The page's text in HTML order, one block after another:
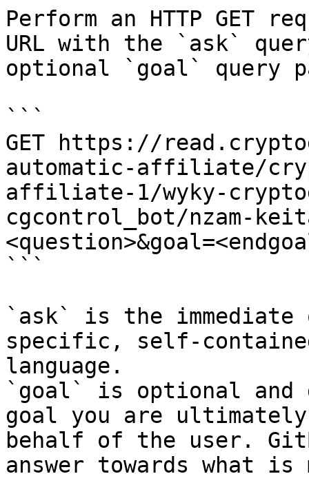
Perform an HTTP GET
URL with the `ask`
optional `goal` query
```
GET https://
automatic-affiliate/
affiliate-1/wyky-
cgcontrol_bot/nzam-
```
`ask` is the
specific, self-
language.
`goal` is optional and
goal you are
behalf of the user.
answer towards what